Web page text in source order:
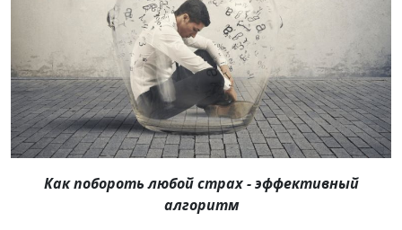
Как побороть любой страх - эффективный
алгоритм